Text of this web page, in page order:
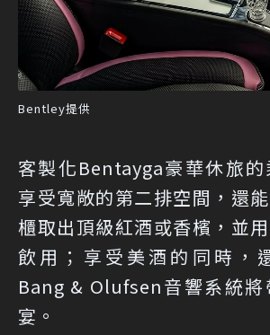
Bentley提供
客製化Bentayga豪華休旅
享受寬敞的第二排空間，還
櫃取出頂級紅酒或香檳，並
飲用；享受美酒的同時，
Bang & Olufsen音響系統將
宴。